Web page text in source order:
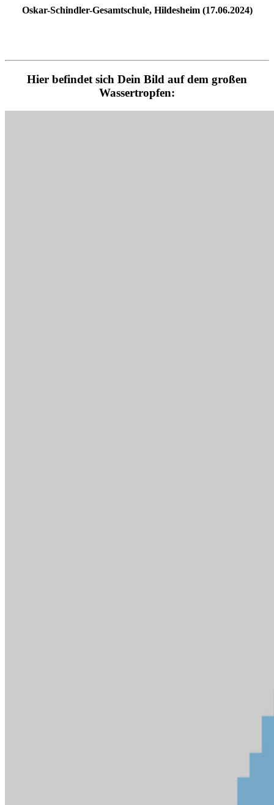
Oskar-Schindler-Gesamtschule, Hildesheim (17.06.2024)
Hier befindet sich Dein Bild auf dem großen
Wassertropfen: